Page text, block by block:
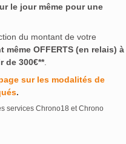
le jour même pour une
du montant de votre
même OFFERTS (en relais) à
de 300€**.
sur les modalités de
.
services Chrono18 et Chrono